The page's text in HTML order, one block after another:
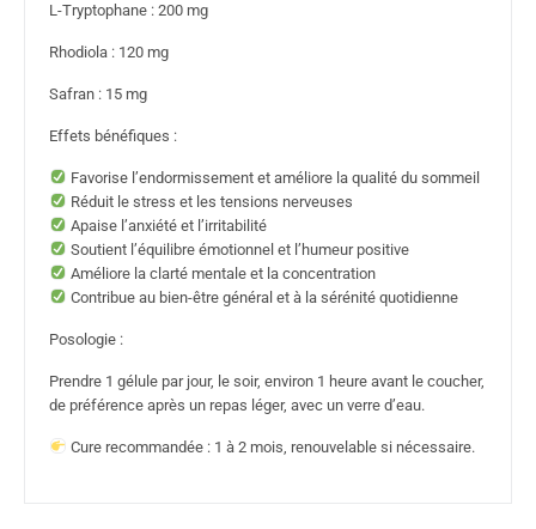
L-Tryptophane : 200 mg
Rhodiola : 120 mg
Safran : 15 mg
Effets bénéfiques :
Favorise l’endormissement et améliore la qualité du sommeil
Réduit le stress et les tensions nerveuses
Apaise l’anxiété et l’irritabilité
Soutient l’équilibre émotionnel et l’humeur positive
Améliore la clarté mentale et la concentration
Contribue au bien-être général et à la sérénité quotidienne
Posologie :
Prendre 1 gélule par jour, le soir, environ 1 heure avant le coucher,
de préférence après un repas léger, avec un verre d’eau.
Cure recommandée : 1 à 2 mois, renouvelable si nécessaire.